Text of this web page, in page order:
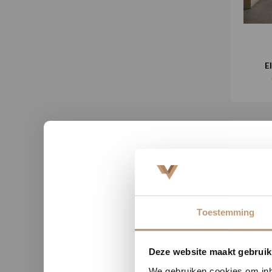
Nu
Toestemming
Deze website maakt